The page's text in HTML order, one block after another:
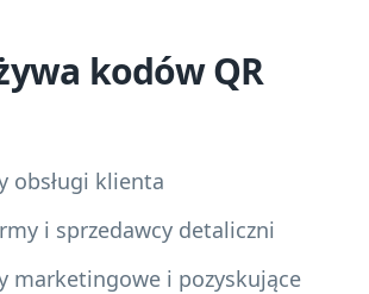
kodów QR
obsługi klienta
i sprzedawcy detaliczni
marketingowe i pozyskujące